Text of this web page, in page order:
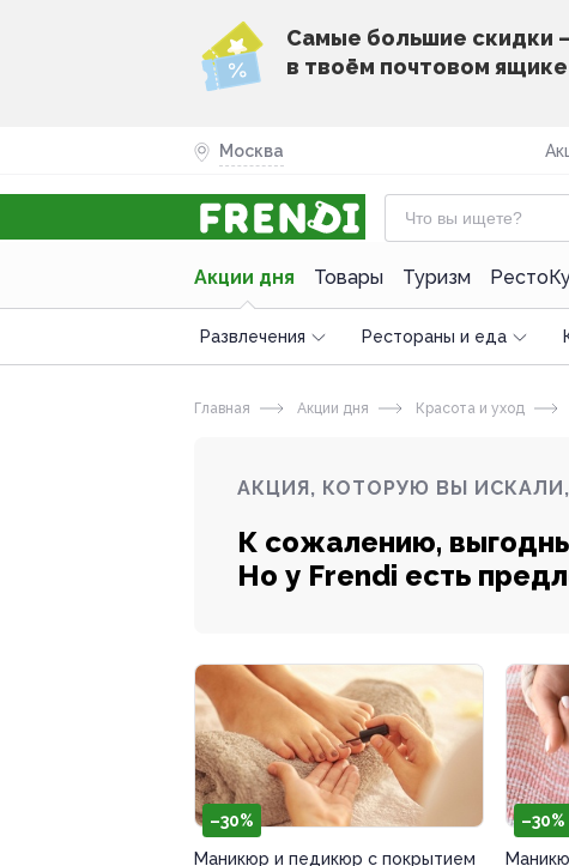
Cамые большие скидки
в твоём почтовом ящике
Москва
Акции дня Товары Туризм
Развлечения Рестораны и еда
Главная Акции дня Красота и уход
АКЦИЯ, КОТОРУЮ ВЫ
К сожалению,
Но у Frendi есть
–30%
Маникюр и педикюр с покрытием
–30%